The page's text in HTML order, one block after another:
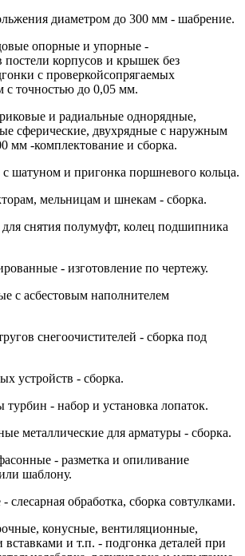
диаметром до 300 мм - шабрение.
опорные и упорные -
корпусов и крышек без
с проверкойсопрягаемых
с точностью до 0,05 мм.
и радиальные однорядные,
сферические, двухрядные с наружным
мм -комплектование и сборка.
шатуном и пригонка поршневого кольца.
мельницам и шнекам - сборка.
снятия полумуфт, колец подшипника
- изготовление по чертежу.
с асбестовым наполнителем
снегоочистителей - сборка под
устройств - сборка.
турбин - набор и установка лопаток.
металлические для арматуры - сборка.
- разметка и опиливание
шаблону.
слесарная обработка, сборка совтулками.
конусные, вентиляционные,
и т.п. - подгонка деталей при